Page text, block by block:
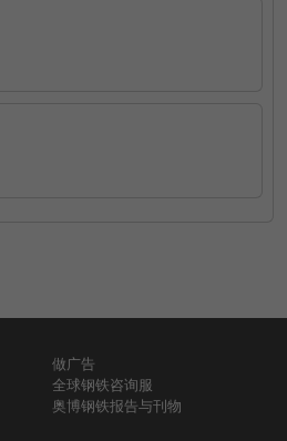
做广告
全球钢铁咨询服
奥博钢铁报告与刊物